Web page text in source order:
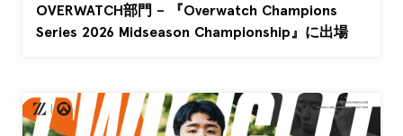
OVERWATCH部門 – 『Overwatch Champions
Series 2026 Midseason Championship』に出場